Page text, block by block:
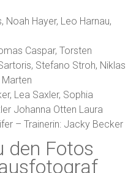
Noah Hayer, Leo Harnau,
Caspar, Torsten
Stefano Stroh, Niklas
Lea Saxler, Sophia
Johanna Otten Laura
– Trainerin: Jacky Becker
den Fotos